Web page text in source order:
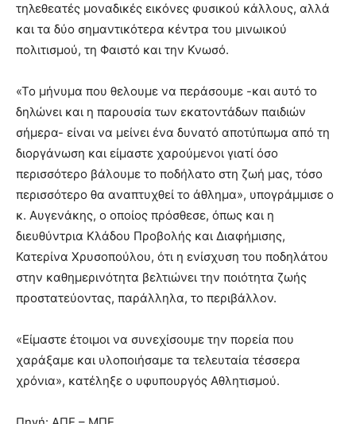
τηλεθεατές μοναδικές εικόνες φυσικού κάλλους, αλλά
και τα δύο σημαντικότερα κέντρα του μινωικού
πολιτισμού, τη Φαιστό και την Κνωσό.
«Το μήνυμα που θελουμε να περάσουμε -και αυτό το
δηλώνει και η παρουσία των εκατοντάδων παιδιών
σήμερα- είναι να μείνει ένα δυνατό αποτύπωμα από τη
διοργάνωση και είμαστε χαρούμενοι γιατί όσο
περισσότερο βάλουμε το ποδήλατο στη ζωή μας, τόσο
περισσότερο θα αναπτυχθεί το άθλημα», υπογράμμισε ο
κ. Αυγενάκης, ο οποίος πρόσθεσε, όπως και η
διευθύντρια Κλάδου Προβολής και Διαφήµισης,
Κατερίνα Χρυσοπούλου, ότι η ενίσχυση του ποδηλάτου
στην καθημερινότητα βελτιώνει την ποιότητα ζωής
προστατεύοντας, παράλληλα, το περιβάλλον.
«Είμαστε έτοιμοι να συνεχίσουμε την πορεία που
χαράξαμε και υλοποιήσαμε τα τελευταία τέσσερα
χρόνια», κατέληξε ο υφυπουργός Αθλητισμού.